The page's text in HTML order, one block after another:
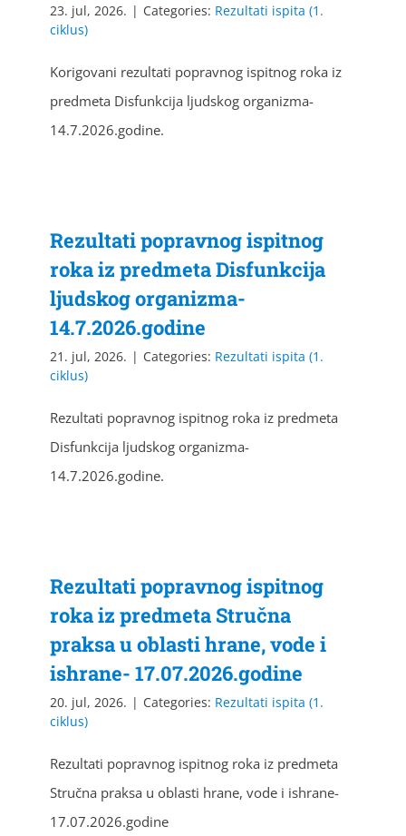
23. jul, 2026. | Categories: Rezultati ispita (1.
ciklus)
Korigovani rezultati popravnog ispitnog roka iz
predmeta Disfunkcija ljudskog organizma-
14.7.2026.godine.
Rezultati popravnog ispitnog
roka iz predmeta Disfunkcija
ljudskog organizma-
14.7.2026.godine
21. jul, 2026. | Categories: Rezultati ispita (1.
ciklus)
Rezultati popravnog ispitnog roka iz predmeta
Disfunkcija ljudskog organizma-
14.7.2026.godine.
Rezultati popravnog ispitnog
roka iz predmeta Stručna
praksa u oblasti hrane, vode i
ishrane- 17.07.2026.godine
20. jul, 2026. | Categories: Rezultati ispita (1.
ciklus)
Rezultati popravnog ispitnog roka iz predmeta
Stručna praksa u oblasti hrane, vode i ishrane-
17.07.2026.godine